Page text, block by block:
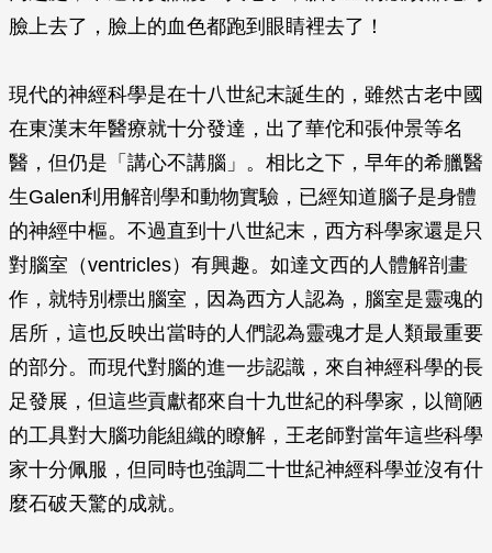
臉上去了，臉上的血色都跑到眼睛裡去了！
現代的神經科學是在十八世紀末誕生的，雖然古老中國
在東漢末年醫療就十分發達，出了華佗和張仲景等名
醫，但仍是「講心不講腦」。相比之下，早年的希臘醫
生Galen利用解剖學和動物實驗，已經知道腦子是身體
的神經中樞。不過直到十八世紀末，西方科學家還是只
對腦室（ventricles）有興趣。如達文西的人體解剖畫
作，就特別標出腦室，因為西方人認為，腦室是靈魂的
居所，這也反映出當時的人們認為靈魂才是人類最重要
的部分。而現代對腦的進一步認識，來自神經科學的長
足發展，但這些貢獻都來自十九世紀的科學家，以簡陋
的工具對大腦功能組織的瞭解，王老師對當年這些科學
家十分佩服，但同時也強調二十世紀神經科學並沒有什
麼石破天驚的成就。